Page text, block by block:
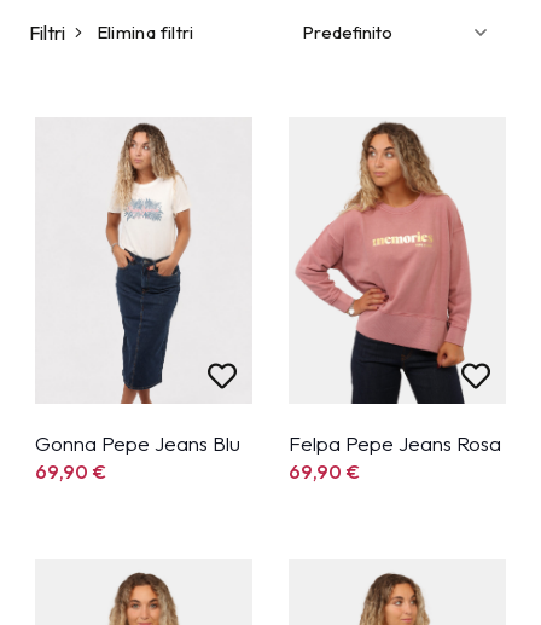
Filtri Elimina filtri
Gonna Pepe Jeans Blu
69,90€
Felpa Pepe Jeans Rosa
69,90€